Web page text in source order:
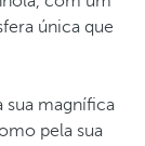
única que
sua magnífica
pela sua